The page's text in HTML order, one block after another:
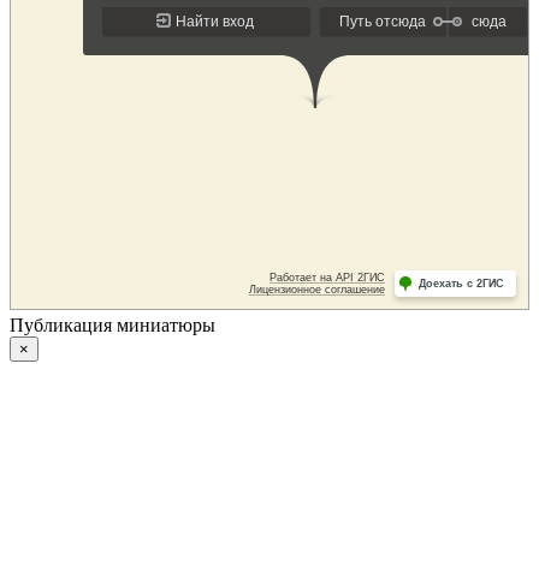
Публикация миниатюры
×